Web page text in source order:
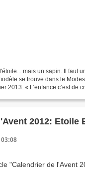
mais un sapin. Il faut
se trouve dans le
2013. « L’enfance c’est de
2012: Etoile
03:08